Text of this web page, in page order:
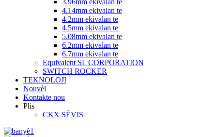
3.96mm ekivalan te
4.14mm ekivalan te
4.2mm ekivalan te
4.5mm ekivalan te
5.08mm ekivalan te
6.2mm ekivalan te
6.7mm ekivalan te
Equivalent SL CORPORATION
SWITCH ROCKER
TEKNOLOJI
Nouvèl
Kontakte nou
Plis
CKX SÈVIS